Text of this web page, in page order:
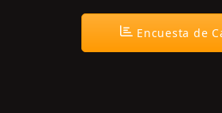
Encuesta de